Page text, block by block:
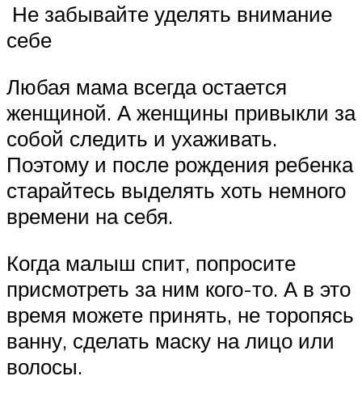
Не забывайте уделять внимание
себе
Любая мама всегда остается
женщиной. А женщины привыкли за
собой следить и ухаживать.
Поэтому и после рождения ребенка
старайтесь выделять хоть немного
времени на себя.
Когда малыш спит, попросите
присмотреть за ним кого-то. А в это
время можете принять, не торопясь
ванну, сделать маску на лицо или
волосы.